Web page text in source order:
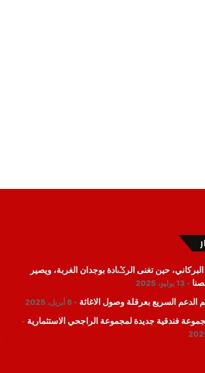
حين تغنى الرݣادة بوجدان الغربة، ويصير
13 يوليو، 2025
الدعم السريع بعرقلة وصول الاغاثة 8 أبريل، 2025
فندقية جديدة لمجموعة الراجحي الاستثمارية